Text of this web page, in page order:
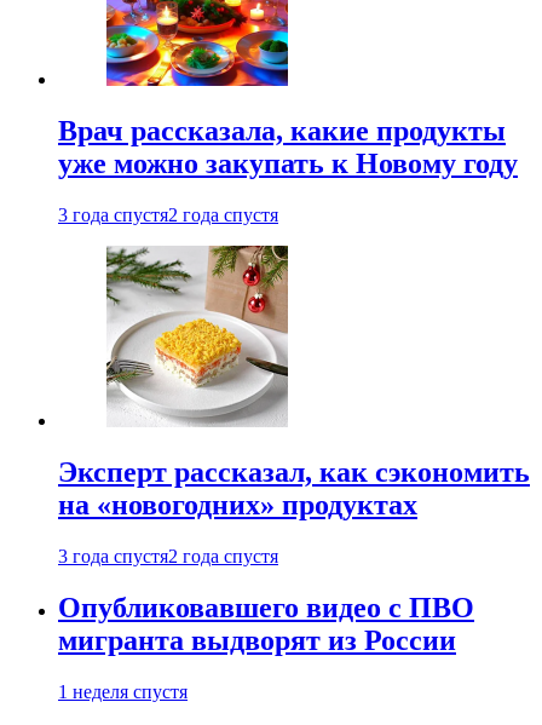
Врач рассказала, какие продукты
уже можно закупать к Новому году
3 года спустя2 года спустя
Эксперт рассказал, как сэкономить
на «новогодних» продуктах
3 года спустя2 года спустя
Опубликовавшего видео с ПВО
мигранта выдворят из России
1 неделя спустя